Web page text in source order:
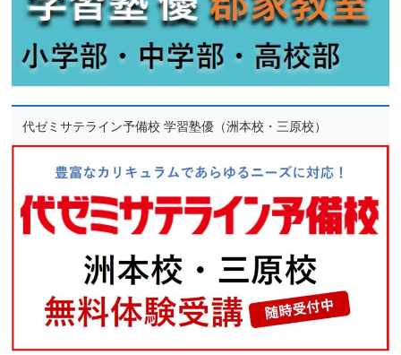
代ゼミサテライン予備校 学習塾優（洲本校・三原校）